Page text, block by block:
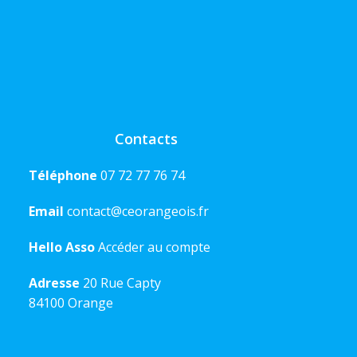
Contacts
Téléphone 07 72 77 76 74
Email contact@ceorangeois.fr
Hello AssoAccéder au compte
Adresse 20 Rue Capty
84100 Orange